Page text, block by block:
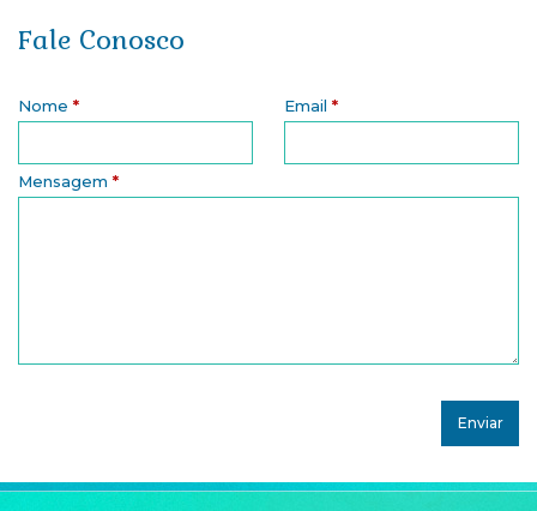
Fale Conosco
Nome * Email *
Mensagem *